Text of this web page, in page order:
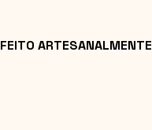
FEITO ARTESANALMENTE